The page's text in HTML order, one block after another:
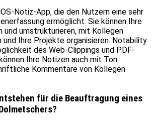
Notiz-App, die den Nutzern eine sehr
ermöglicht. Sie können Ihre
und umstrukturieren, mit Kollegen
und Ihre Projekte organisieren. Notability
des Web-Clippings und PDF-
Ihre Notizen auch mit Ton
Kommentare von Kollegen
für die Beauftragung eines